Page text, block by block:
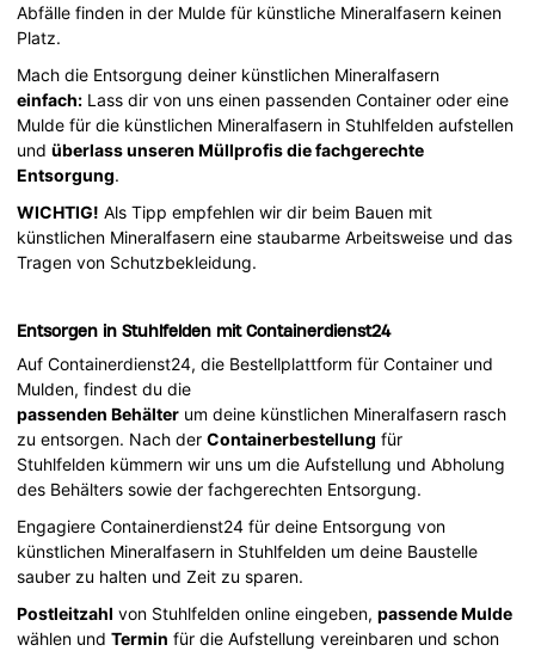
Abfälle finden in der Mulde für künstliche Mineralfasern keinen
Platz.
Mach die Entsorgung deiner künstlichen Mineralfasern
einfach: Lass dir von uns einen passenden Container oder eine
Mulde für die künstlichen Mineralfasern in Stuhlfelden aufstellen
undüberlass unseren Müllprofis die fachgerechte
Entsorgung.
WICHTIG! Als Tipp empfehlen wir dir beim Bauen mit
künstlichen Mineralfasern eine staubarme Arbeitsweise und das
Tragen von Schutzbekleidung.
Entsorgen in Stuhlfelden mit Containerdienst24
Auf Containerdienst24, die Bestellplattform für Container und
Mulden, findest du die
passenden Behälter um deine künstlichen Mineralfasern rasch
zu entsorgen. Nach derContainerbestellung für
Stuhlfelden kümmern wir uns um die Aufstellung und Abholung
des Behälters sowie der fachgerechten Entsorgung.
Engagiere Containerdienst24 für deine Entsorgung von
künstlichen Mineralfasern in Stuhlfelden um deine Baustelle
sauber zu halten und Zeit zu sparen.
Postleitzahl von Stuhlfelden online eingeben,passende Mulde
wählen undTermin für die Aufstellung vereinbaren und schon